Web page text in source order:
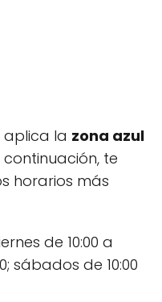
aplica la zona azul
te
horarios más
de 10:00 a
sábados de 10:00